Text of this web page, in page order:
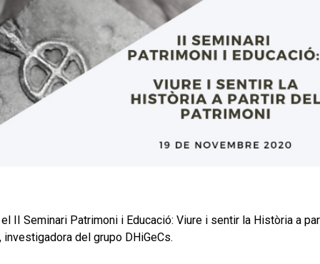
II Seminari Patrimoni i Educació: Viure i sentir la Història a
del grupo DHiGeCs.